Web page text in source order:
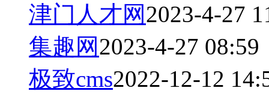
津门人才网2023-4-27
集趣网2023-4-27 08:59
极致cms2022-12-12